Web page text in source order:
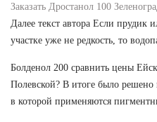
Заказать Дростанол 100
Далее текст автора Если прудик
участке уже не редкость, то
Болденол 200 сравнить цены
Полевской? В итоге было
в которой применяются